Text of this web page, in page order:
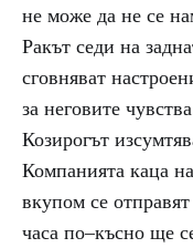
не може да не се
Ракът седи на
сговняват
за неговите
Козирогът
Компанията каца
вкупом се
часа по–късно ще